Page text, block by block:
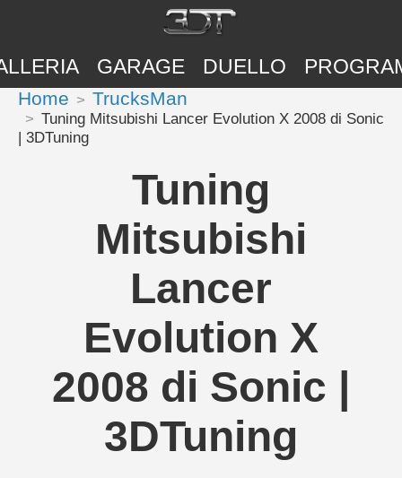
GARAGE DUELLO
Home TrucksMan
Tuning Mitsubishi Lancer Evolution X 2008 di Sonic
| 3DTuning
Tuning
Mitsubishi
Lancer
Evolution X
2008 di Sonic |
3DTuning